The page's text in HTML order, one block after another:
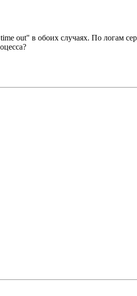
out" в обоих случаях. По логам